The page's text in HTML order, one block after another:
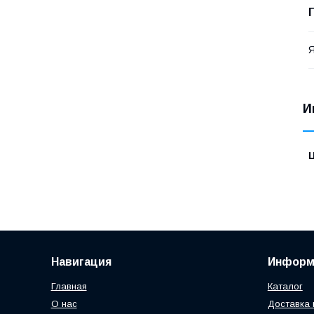
Навигация
Главная
О нас
Каталог
Доставка